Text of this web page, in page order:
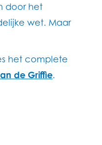
door het
wet. Maar
het complete
de Griffie.